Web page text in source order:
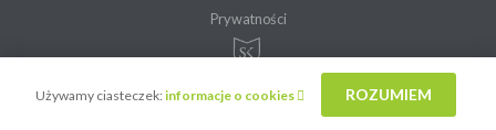
Prywatności
Używamy ciasteczek: informacje o cookies ROZUMIEM